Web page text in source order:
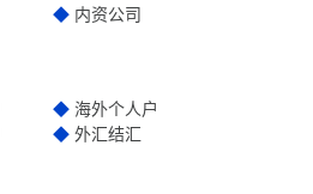
内资公司
海外个人户
外汇结汇